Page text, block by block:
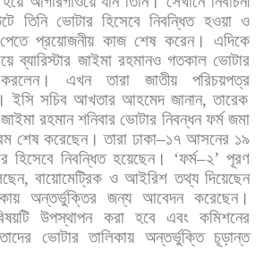
তিনি ভোটার হিসেবে নিবন্ধিত হওয়া ও
পেতে প্রয়োজনীয় কাজ শেষ করেন।
এদিকে
ব্যারিস্টার জাইমা রহমানও গতকাল ভোটার
করলেন। এখন তারা জাতীয়
পরিচয়পত্র
ইসি সচিব আখতার আহমেদ জানান,তারেক
জাইমা রহমান শনিবার ভোটার নিবন্ধন ফর্ম জমা
শেষ করেছেন। তারা ঢাকা–১৭ আসনের ১৯
হিসেবে নিবন্ধিত হয়েছেন। ‘ফর্ম–২’ পূরণ
, বায়োমেট্রিক ও আইরিশ তথ্য দিয়েছেন
অন্তর্ভুক্তির জন্য আবেদন করেছেন।
উপস্থাপন করা হবে এবং কমিশনের
তাদের ভোটার তালিকায় অন্তর্ভুক্তি চূড়ান্ত